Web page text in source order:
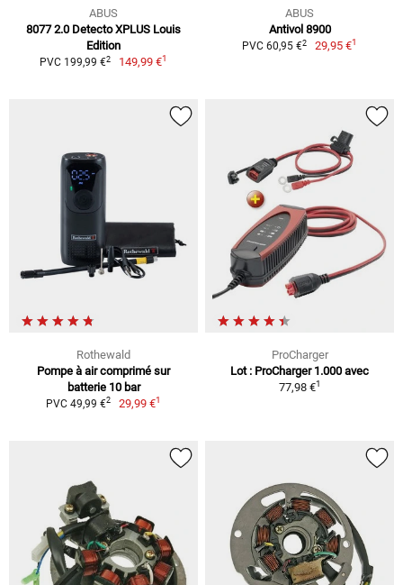
ABUS
8077 2.0 Detecto XPLUS Louis
Edition
PVC 199,99 €2 149,99 €1
ABUS
Antivol 8900
PVC 60,95 €2 29,95 €1
Rothewald
Pompe à air comprimé sur
batterie 10 bar
PVC 49,99 €2 29,99 €1
ProCharger
Lot : ProCharger 1.000 avec
77,98 €1